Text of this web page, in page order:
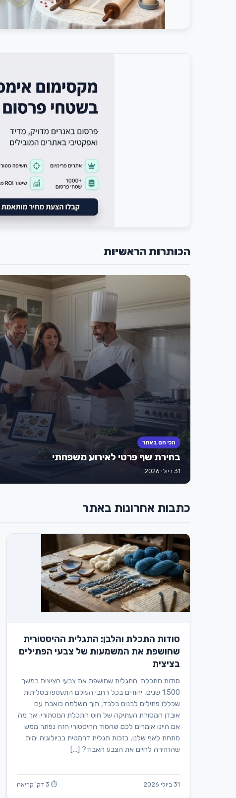
הכותרות הראשיות
הכי חם באתר
בחירת שף פרטי לאירוע משפחתי
31 ביולי 2026
כתבות אחרונות באתר
סודות התכלת והלבן: התגלית ההיסטורית
שחושפת את המשמעות של צבעי הפתילים
בציצית
סודות התכלת: התגלית שחושפת את צבעי הציצית במשך
1,500 שנים, יהודים בכל רחבי העולם התעטפו בטליתות
שכללו פתילים לבנים בלבד, תוך השלמה כואבת עם
אובדן המסורת העתיקה של חוט התכלת המסתורי. אך מה
אם היינו אומרים לכם שהסוד ההיסטורי הזה נפתר ממש
מתחת לאף שלנו, בזכות תגלית דרמטית בביולוגיה ימית
שהחזירה לחיים את הצבע האבוד? […]
31 ביולי 2026 ⏱ 3 דק' קריאה